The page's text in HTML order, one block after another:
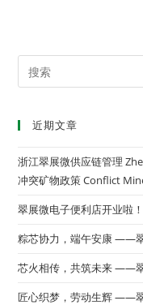
近期文章
浙江翠展微供应链管理
冲突矿物政策 Conflict
翠展微电子便利店开业啦
粽芯协力，端午安康 ——
芯火相传，共筑未来 ——
匠心织梦，劳动生辉 ——